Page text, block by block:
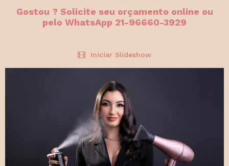
Gostou ? Solicite seu orçamento online ou
pelo WhatsApp 21-96660-3929
Iniciar Slideshow